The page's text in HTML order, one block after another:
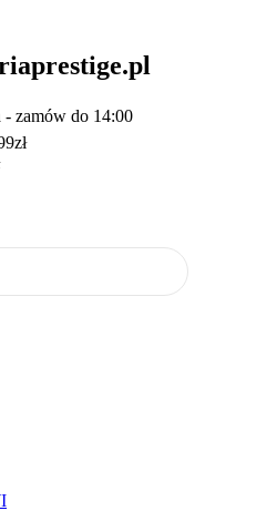
- zamów do 14:00